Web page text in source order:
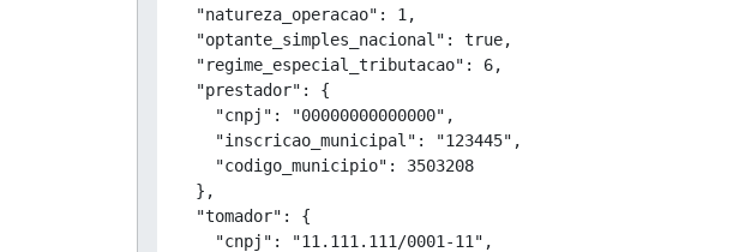
  "natureza_operacao": 1,
  "optante_simples_nacional": true,
  "regime_especial_tributacao": 6,
  "prestador": {
    "cnpj": "00000000000000",
    "inscricao_municipal": "123445",
    "codigo_municipio": 3503208
  },
  "tomador": {
    "cnpj": "11.111.111/0001-11",